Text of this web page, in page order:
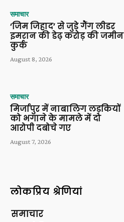
समाचार
‘जिम जिहाद’ से जुड़े गैंग लीडर
इमरान की डेढ़ करोड़ की जमीन
कुर्क
August 8, 2026
समाचार
मिर्जापुर में नाबालिग लड़कियों
को भगाने के मामले में दो
आरोपी दबोचे गए
August 7, 2026
लोकप्रिय श्रेणियां
समाचार